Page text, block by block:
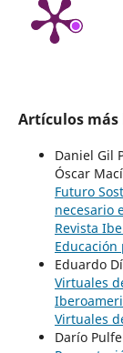
Artículos
Daniel Gil
Óscar
Futuro
necesario
Revista
Eduardo
Virtuales
Virtuales
Darío